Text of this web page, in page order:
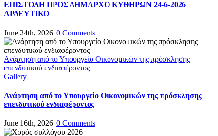
ΕΠΙΣΤΟΛΗ ΠΡΟΣ ΔΗΜΑΡΧΟ ΚΥΘΗΡΩΝ 24-6-2026
ΑΡΔΕΥΤΙΚΟ
June 24th, 2026| 0 Comments
Ανάρτηση από το Υπουργείο Οικονομικών της πρόσκλησης
επενδυτικού ενδιαφέροντος
Gallery
Ανάρτηση από το Υπουργείο Οικονομικών της πρόσκλησης
επενδυτικού ενδιαφέροντος
June 16th, 2026| 0 Comments